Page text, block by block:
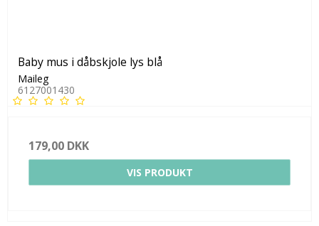
Baby mus i dåbskjole lys blå
Maileg
6127001430
179,00 DKK
VIS PRODUKT